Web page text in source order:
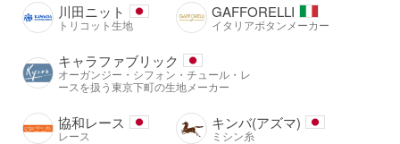
川田ニット
トリコット生地
GAFFORELLI
イタリアボタンメーカー
キャラファブリック
オーガンジー・シフォン・チュール・レ
ースを扱う東京下町の生地メーカー
協和レース
レース
キンバ(アズマ)
ミシン糸